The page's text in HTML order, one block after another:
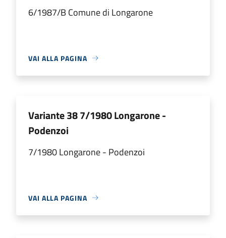
6/1987/B Comune di Longarone
VAI ALLA PAGINA
Variante 38 7/1980 Longarone -
Podenzoi
7/1980 Longarone - Podenzoi
VAI ALLA PAGINA